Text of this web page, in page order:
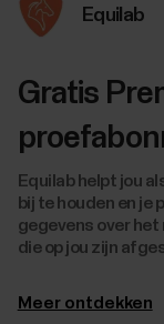
Equilab
Gratis
Equilab helpt jou
bij te houden en je
gegevens over
die op jou zijn
Meer ontdekken